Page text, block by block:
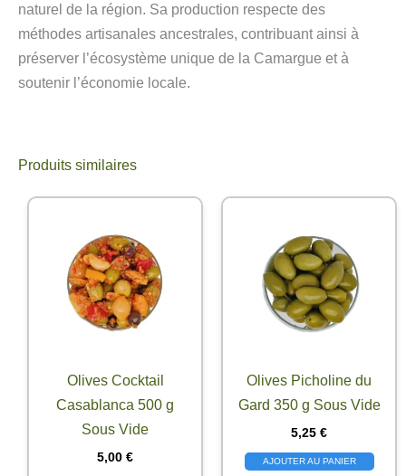
naturel de la région. Sa production respecte des
méthodes artisanales ancestrales, contribuant ainsi à
préserver l’écosystème unique de la Camargue et à
soutenir l’économie locale.
Produits similaires
Olives Cocktail
Casablanca 500 g
Sous Vide
5,00 €
Olives Picholine du
Gard 350 g Sous Vide
5,25 €
AJOUTER AU PANIER